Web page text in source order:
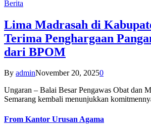
Berita
Lima Madrasah di
Terima Penghargaan
dari BPOM
By adminNovember 20, 20250
Ungaran – Balai Besar Pengawas Obat dan
Semarang kembali menunjukkan
From Kantor Urusan Agama